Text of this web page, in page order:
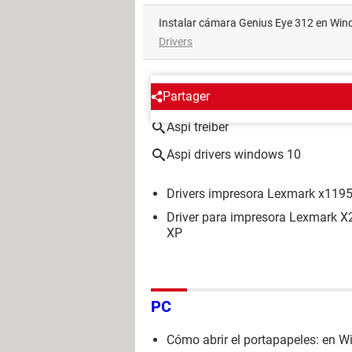
Instalar cámara Genius Eye 312 en
Drivers
Partager
ALREDEDOR DEL MISMO
Aspi treiber
Aspi drivers windows 10
Drivers impresora Lexmark
Driver para impresora Lexmark
XP
PC
Cómo abrir el portapapeles: en